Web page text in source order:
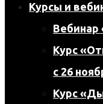
Курсы и
Курс
с 26
Курс